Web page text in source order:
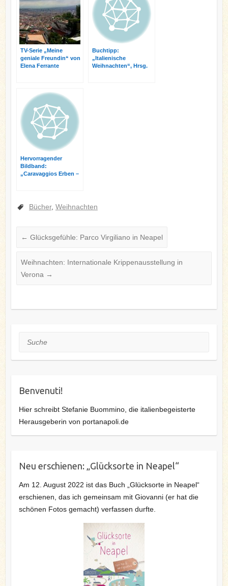
TV-Serie „Meine
geniale Freundin“ von
Elena Ferrante
Buchtipp:
„Italienische
Weihnachten“, Hrsg.
Hervorragender
Bildband:
„Caravaggios Erben –
Bücher, Weihnachten
← Glücksgefühle: Parco Virgiliano in Neapel
Weihnachten: Internationale Krippenausstellung in
Verona →
Suche
Benvenuti!
Hier schreibt Stefanie Buommino, die italienbegeisterte
Herausgeberin von portanapoli.de
Neu erschienen: „Glücksorte in Neapel“
Am 12. August 2022 ist das Buch „Glücksorte in Neapel“
erschienen, das ich gemeinsam mit Giovanni (er hat die
schönen Fotos gemacht) verfassen durfte.